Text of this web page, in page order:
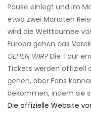
Pause einlegt und im
etwa zwei Monaten
wird die Welttournee
Europa gehen das
GEHEN WIR?Die Tour
Tickets werden offiziell
gehen, aber Fans
bekommen, indem sie
Die offizielle Website